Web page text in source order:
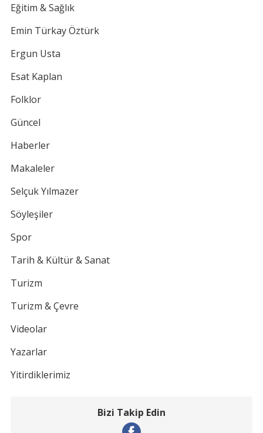
Eğitim & Sağlık
Emin Türkay Öztürk
Ergun Usta
Esat Kaplan
Folklor
Güncel
Haberler
Makaleler
Selçuk Yılmazer
Söyleşiler
Spor
Tarih & Kültür & Sanat
Turizm
Turizm & Çevre
Videolar
Yazarlar
Yitirdiklerimiz
Bizi Takip Edin